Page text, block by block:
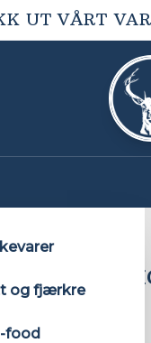
UT VÅRT
og fjærkre
food